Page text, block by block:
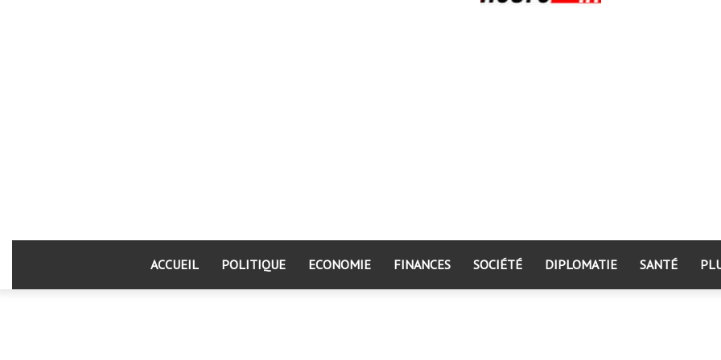
ACCUEIL POLITIQUE ECONOMIE FINANCES SOCIÉTÉ DIPLOMATIE SANTÉ